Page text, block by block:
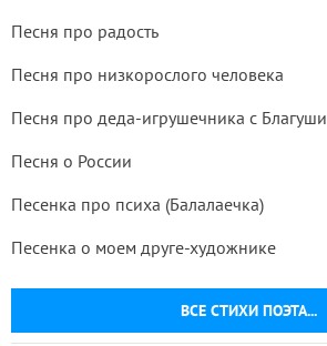
ВСЕ СТИХИ ПОЭТА...
Песня про радость
Песня про низкорослого человека
Песня про деда-игрушечника с Благуши
Песня о России
Песенка про психа (Балалаечка)
Песенка о моем друге-художнике